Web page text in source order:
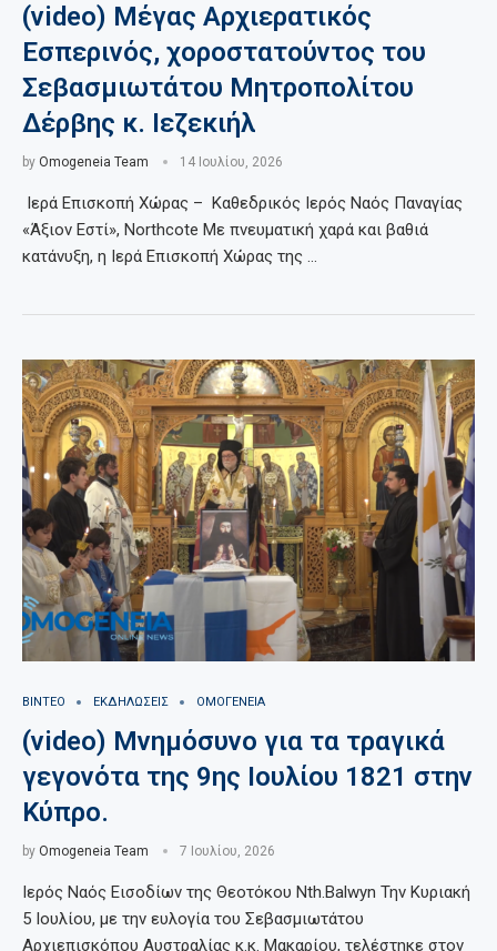
(video) Μέγας Αρχιερατικός
Εσπερινός, χοροστατούντος του
Σεβασμιωτάτου Μητροπολίτου
Δέρβης κ. Ιεζεκιήλ
by Omogeneia Team 14 Ιουλίου, 2026
Ιερά Επισκοπή Χώρας – Καθεδρικός Ιερός Ναός Παναγίας
«Άξιον Εστί», Northcote Με πνευματική χαρά και βαθιά
κατάνυξη, η Ιερά Επισκοπή Χώρας της …
ΒΙΝΤΕΟ ΕΚΔΗΛΩΣΕΙΣ ΟΜΟΓΕΝΕΙΑ
(video) Μνημόσυνο για τα τραγικά
γεγονότα της 9ης Ιουλίου 1821 στην
Κύπρο.
by Omogeneia Team 7 Ιουλίου, 2026
Ιερός Ναός Εισοδίων της Θεοτόκου Nth.Balwyn Την Κυριακή
5 Ιουλίου, με την ευλογία του Σεβασμιωτάτου
Αρχιεπισκόπου Αυστραλίας κ.κ. Μακαρίου, τελέστηκε στον